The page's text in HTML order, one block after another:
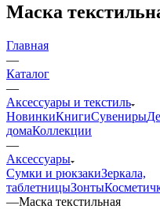
Маска
Главная
—
Каталог
—
Аксессуары и текстиль
НовинкиКнигиСувениры
домаКоллекции
—
Аксессуары
Сумки и рюкзакиЗеркала,
таблетницыЗонты
—Маска текстильная